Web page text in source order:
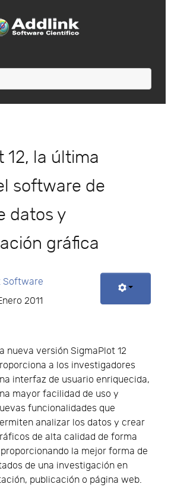
12, la última
software de
datos y
gráfica
Software
2011
nueva versión SigmaPlot 12
a los investigadores
interfaz de usuario enriquecida,
mayor facilidad de uso y
funcionalidades que
analizar los datos y crear
de alta calidad de forma
la mejor forma de
de una investigación en
publicación o página web.